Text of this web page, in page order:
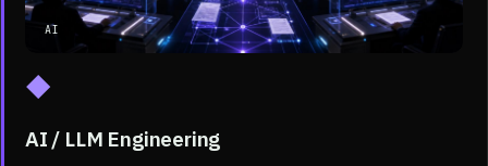
AI
◆
AI / LLM Engineering